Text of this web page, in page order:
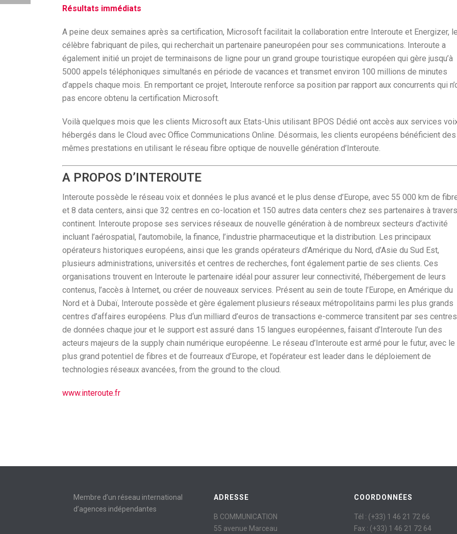
Résultats immédiats
A peine deux semaines après sa certification, Microsoft facilitait la collaboration entre Interoute et Energizer,
célèbre fabriquant de piles, qui recherchait un partenaire paneuropéen pour ses communications. Interoute a
également initié un projet de terminaisons de ligne pour un grand groupe touristique européen qui gère jusqu’à
5000 appels téléphoniques simultanés en période de vacances et transmet environ 100 millions de minutes
d’appels chaque mois. En remportant ce projet, Interoute renforce sa position par rapport aux concurrents qui
pas encore obtenu la certification Microsoft.
Voilà quelques mois que les clients Microsoft aux Etats-Unis utilisant BPOS Dédié ont accès aux services
hébergés dans le Cloud avec Office Communications Online. Désormais, les clients européens bénéficient des
mêmes prestations en utilisant le réseau fibre optique de nouvelle génération d’Interoute.
A PROPOS D’INTEROUTE
Interoute possède le réseau voix et données le plus avancé et le plus dense d’Europe, avec 55 000 km de
et 8 data centers, ainsi que 32 centres en co-location et 150 autres data centers chez ses partenaires à
continent. Interoute propose ses services réseaux de nouvelle génération à de nombreux secteurs d’activité
incluant l’aérospatial, l’automobile, la finance, l’industrie pharmaceutique et la distribution. Les principaux
opérateurs historiques européens, ainsi que les grands opérateurs d’Amérique du Nord, d’Asie du Sud Est,
plusieurs administrations, universités et centres de recherches, font également partie de ses clients. Ces
organisations trouvent en Interoute le partenaire idéal pour assurer leur connectivité, l’hébergement de leurs
contenus, l’accès à Internet, ou créer de nouveaux services. Présent au sein de toute l’Europe, en Amérique du
Nord et à Dubaï, Interoute possède et gère également plusieurs réseaux métropolitains parmi les plus grands
centres d’affaires européens. Plus d‘un milliard d’euros de transactions e-commerce transitent par ses centres
de données chaque jour et le support est assuré dans 15 langues européennes, faisant d’Interoute l’un des
acteurs majeurs de la supply chain numérique européenne. Le réseau d’Interoute est armé pour le futur, avec le
plus grand potentiel de fibres et de fourreaux d’Europe, et l’opérateur est leader dans le déploiement de
technologies réseaux avancées, from the ground to the cloud.
www.interoute.fr
Membre d’un réseau international
d’agences indépendantes
ADRESSE
B COMMUNICATION
55 avenue Marceau
COORDONNÉES
Tél : (+33) 1 46 21 72 66
Fax : (+33) 1 46 21 72 64